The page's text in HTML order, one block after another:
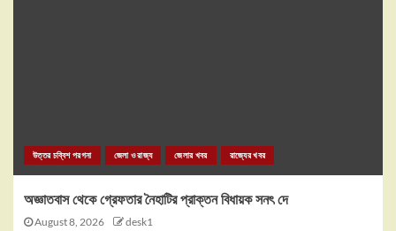
উত্তর চব্বিশ পরগনা জেলা ও রাজ্য জেলার খবর রাজ্যের খবর
অজ্ঞাতবাস থেকে গ্রেফতার নৈহাটির প্রাক্তন বিধায়ক সনৎ দে
August 8, 2026 desk1